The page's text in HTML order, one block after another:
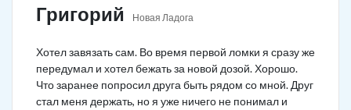
Григорий Новая Ладога
Хотел завязать сам. Во время первой ломки я сразу же
передумал и хотел бежать за новой дозой. Хорошо.
Что заранее попросил друга быть рядом со мной. Друг
стал меня держать, но я уже ничего не понимал и